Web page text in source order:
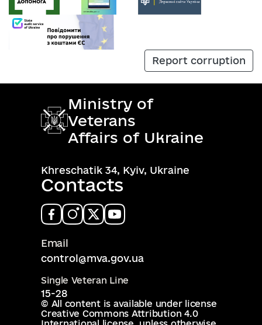
Report corruption
Ministry of
Veterans
Affairs of Ukraine
Khreschatik 34, Kyiv, Ukraine
Contacts
Email
control@mva.gov.ua
Single Veteran Line
15-28
© All content is available under license
Creative Commons Attribution 4.0